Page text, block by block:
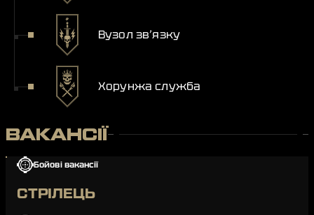
Вузол зв’язку
Хорунжа служба
ВАКАНСІЇ
Бойові вакансії
СТРІЛЕЦЬ